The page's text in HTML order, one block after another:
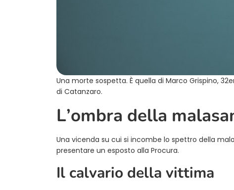
Una morte sospetta. È quella di Marco Grispino,
di Catanzaro.
L’ombra della
Una vicenda su cui si incombe lo spettro della
presentare un esposto alla Procura.
Il calvario della vittima